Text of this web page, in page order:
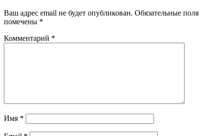
Ваш адрес email не будет опубликован. Обязательные поля
помечены *
Комментарий *
Имя *